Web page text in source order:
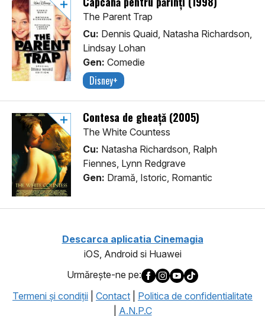
The Parent Trap
Cu: Dennis Quaid, Natasha Richardson,
Lindsay Lohan
Gen: Comedie
Disney+
Contesa de gheață (2005)
The White Countess
Cu: Natasha Richardson, Ralph
Fiennes, Lynn Redgrave
Gen: Dramă, Istoric, Romantic
Descarca aplicatia Cinemagia
iOS, Android si Huawei
Urmăreşte-ne pe:
Termeni şi condiţii
Contact
Politica de confidentialitate
A.N.P.C